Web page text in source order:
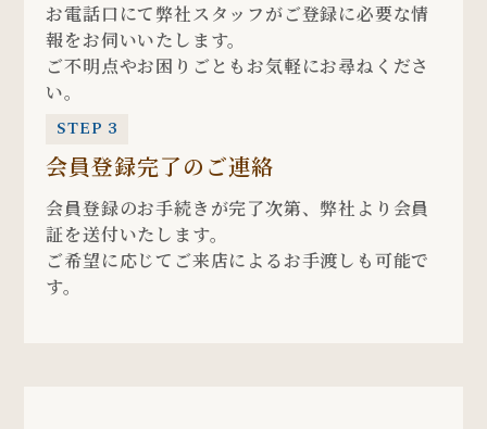
お電話口にて弊社スタッフがご登録に必要な情
報をお伺いいたします。
ご不明点やお困りごともお気軽にお尋ねくださ
い。
STEP 3
会員登録完了のご連絡
会員登録のお手続きが完了次第、弊社より会員
証を送付いたします。
ご希望に応じてご来店によるお手渡しも可能で
す。